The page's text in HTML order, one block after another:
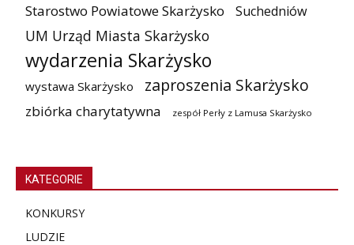
Starostwo Powiatowe Skarżysko Suchedniów
UM Urząd Miasta Skarżysko
wydarzenia Skarżysko
wystawa Skarżysko zaproszenia Skarżysko
zbiórka charytatywna zespół Perły z Lamusa Skarżysko
KATEGORIE
KONKURSY
LUDZIE